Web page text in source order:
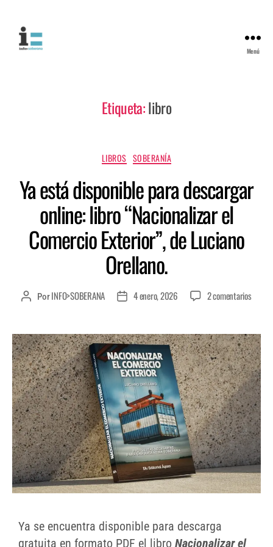
Menú
Etiqueta:libro
LIBROS SOBERANÍA
Ya está disponible para descargar
online: libro “Nacionalizar el
Comercio Exterior”, de Luciano
Orellano.
PorINFO>SOBERANA 4 enero, 2026 2 comentarios
Ya se encuentra disponible para descarga
gratuita en formato PDF el libro Nacionalizar el